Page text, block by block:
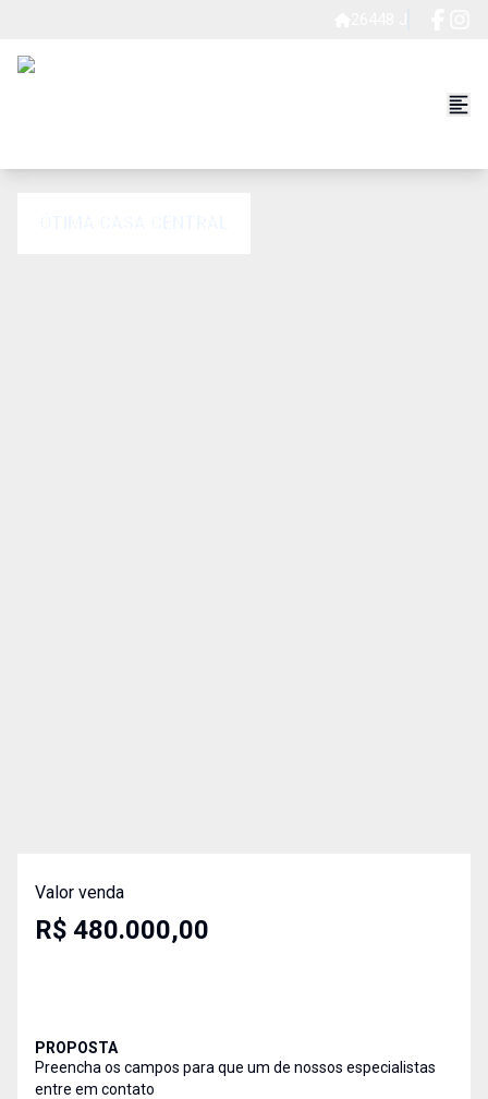
Valor venda
R$ 480.000,00
PROPOSTA
Preencha os campos para que um de nossos especialistas
entre em contato